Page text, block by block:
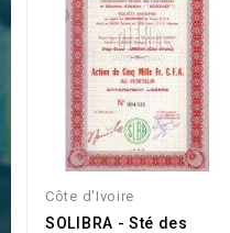
Côte d'Ivoire
SOLIBRA - Sté des